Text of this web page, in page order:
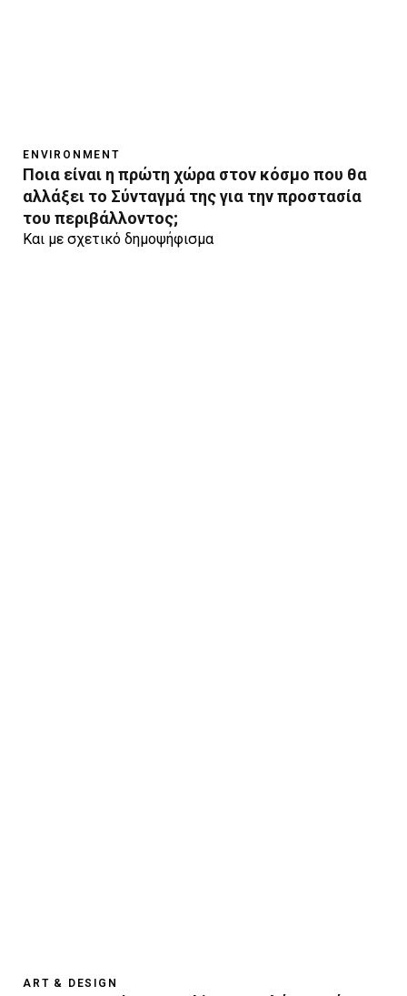
ENVIRONMENT
Ποια είναι η πρώτη χώρα στον κόσμο που θα
αλλάξει το Σύνταγμά της για την προστασία
του περιβάλλοντος;
Και με σχετικό δημοψήφισμα
ART & DESIGN